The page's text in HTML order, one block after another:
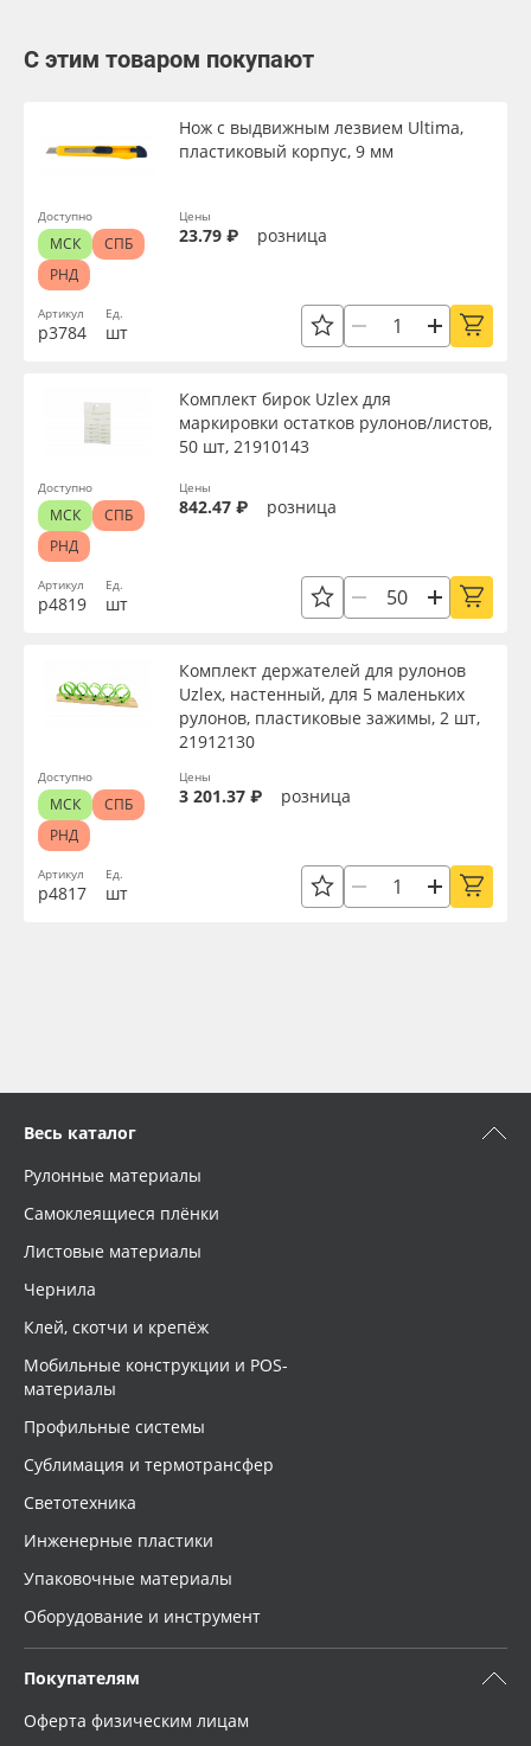
С этим товаром покупают
Артикул
р3784
Нож с выдвижным лезвием Ultima,
пластиковый корпус, 9 мм
Ед.
шт
Цены
23.79 ₽ розница
Доступно
МСК
СПБ
РНД
Артикул
р4819
Комплект бирок Uzlex для
маркировки остатков рулонов/листов,
50 шт, 21910143
Ед.
шт
Цены
842.47 ₽ розница
Доступно
МСК
СПБ
РНД
Артикул
р4817
Комплект держателей для рулонов
Uzlex, настенный, для 5 маленьких
рулонов, пластиковые зажимы, 2 шт,
21912130
Ед.
шт
Цены
3 201.37 ₽ розница
Доступно
МСК
СПБ
РНД
Весь каталог
Рулонные материалы
Самоклеящиеся плёнки
Листовые материалы
Чернила
Клей, скотчи и крепёж
Мобильные конструкции и POS-
материалы
Профильные системы
Сублимация и термотрансфер
Светотехника
Инженерные пластики
Упаковочные материалы
Оборудование и инструмент
Покупателям
Оферта физическим лицам